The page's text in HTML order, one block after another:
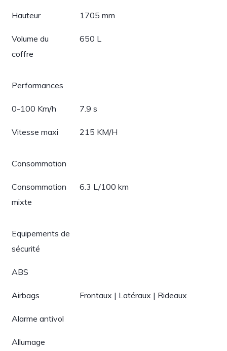
Hauteur 1705 mm
Volume du
coffre
650 L
Performances
0-100 Km/h 7.9 s
Vitesse maxi 215 KM/H
Consommation
Consommation
mixte
6.3 L/100 km
Equipements de
sécurité
ABS
Airbags Frontaux | Latéraux | Rideaux
Alarme antivol
Allumage